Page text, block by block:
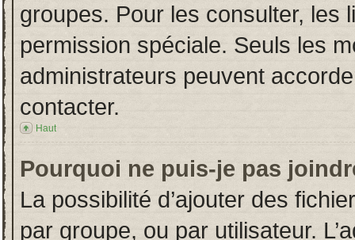
groupes. Pour les consulter, les
permission spéciale. Seuls les
administrateurs peuvent
contacter.
Haut
Pourquoi ne puis-je pas
La possibilité d’ajouter des
par groupe, ou par utilisateur.